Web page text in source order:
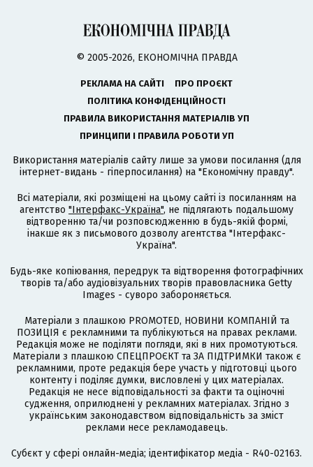
© 2005-2026, ЕКОНОМІЧНА ПРАВДА
РЕКЛАМА НА САЙТІ
ПРО ПРОЄКТ
ПОЛІТИКА КОНФІДЕНЦІЙНОСТІ
ПРАВИЛА ВИКОРИСТАННЯ МАТЕРІАЛІВ УП
ПРИНЦИПИ І ПРАВИЛА РОБОТИ УП
Використання матеріалів сайту лише за умови посилання (для
інтернет-видань - гіперпосилання) на "Економічну правду".
Всі матеріали, які розміщені на цьому сайті із посиланням на
агентство "Інтерфакс-Україна", не підлягають подальшому
відтворенню та/чи розповсюдженню в будь-якій формі,
інакше як з письмового дозволу агентства "Інтерфакс-
Україна".
Будь-яке копіювання, передрук та відтворення фотографічних
творів та/або аудіовізуальних творів правовласника Getty
Images - суворо забороняється.
Матеріали з плашкою PROMOTED, НОВИНИ КОМПАНІЙ та
ПОЗИЦІЯ є рекламними та публікуються на правах реклами.
Редакція може не поділяти погляди, які в них промотуються.
Матеріали з плашкою СПЕЦПРОЄКТ та ЗА ПІДТРИМКИ також є
рекламними, проте редакція бере участь у підготовці цього
контенту і поділяє думки, висловлені у цих матеріалах.
Редакція не несе відповідальності за факти та оціночні
судження, оприлюднені у рекламних матеріалах. Згідно з
українським законодавством відповідальність за зміст
реклами несе рекламодавець.
Cубєкт у сфері онлайн-медіа; ідентифікатор медіа - R40-02163.